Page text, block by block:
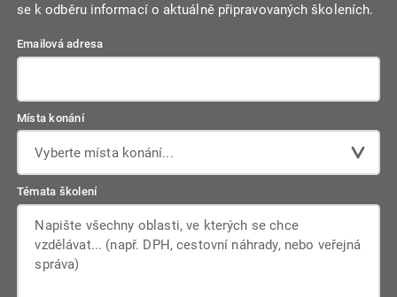
se k odběru informací o aktuálně připravovaných školeních.
Emailová adresa
Místa konání
Vyberte místa konání...
Témata školení